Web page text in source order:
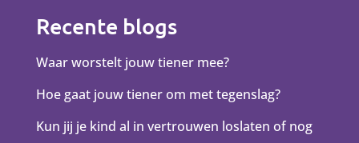
Recente blogs
Waar worstelt jouw tiener mee?
Hoe gaat jouw tiener om met tegenslag?
Kun jij je kind al in vertrouwen loslaten of nog